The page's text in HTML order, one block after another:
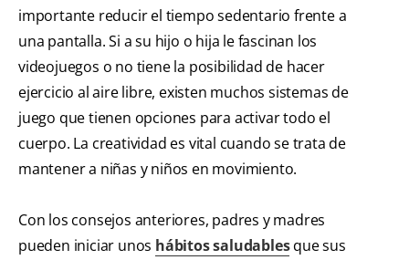
importante reducir el tiempo sedentario frente a
una pantalla. Si a su hijo o hija le fascinan los
videojuegos o no tiene la posibilidad de hacer
ejercicio al aire libre, existen muchos sistemas de
juego que tienen opciones para activar todo el
cuerpo. La creatividad es vital cuando se trata de
mantener a niñas y niños en movimiento.
Con los consejos anteriores, padres y madres
pueden iniciar unos hábitos saludablesque sus